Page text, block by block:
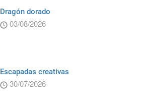
Dragón dorado
03/08/2026
Escapadas creativas
30/07/2026